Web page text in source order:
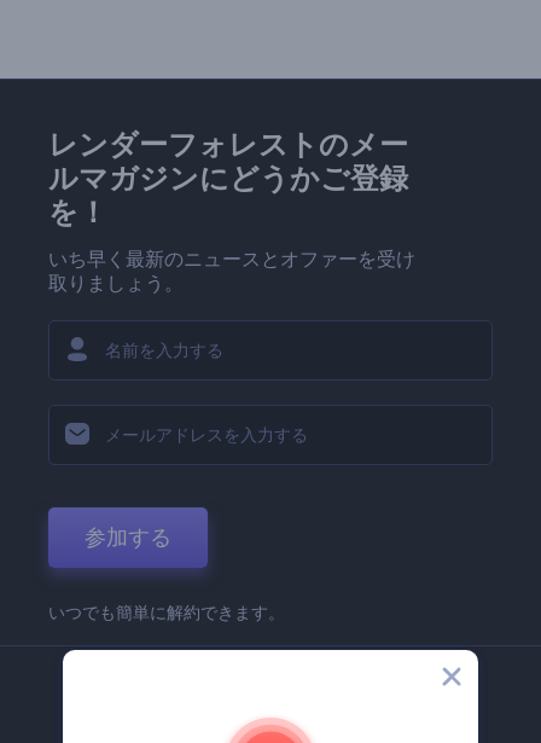
レンダーフォレストのメー
ルマガジンにどうかご登録
を！
いち早く最新のニュースとオファーを受け
取りましょう。
参加する
いつでも簡単に解約できます。
Renderforest 企業情報